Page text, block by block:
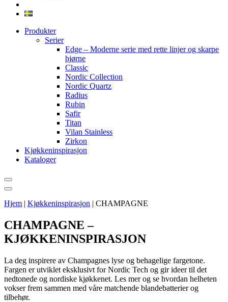
Produkter
Serier
Edge – Moderne serie med rette linjer og skarpe
hjørne
Classic
Nordic Collection
Nordic Quartz
Radius
Rubin
Safir
Titan
Vilan Stainless
Zirkon
Kjøkkeninspirasjon
Kataloger
Hjem | Kjøkkeninspirasjon | CHAMPAGNE
CHAMPAGNE –
KJØKKENINSPIRASJON
La deg inspirere av Champagnes lyse og behagelige fargetone.
Fargen er utviklet eksklusivt for Nordic Tech og gir ideer til det
nedtonede og nordiske kjøkkenet. Les mer og se hvordan helheten
vokser frem sammen med våre matchende blandebatterier og
tilbehør.